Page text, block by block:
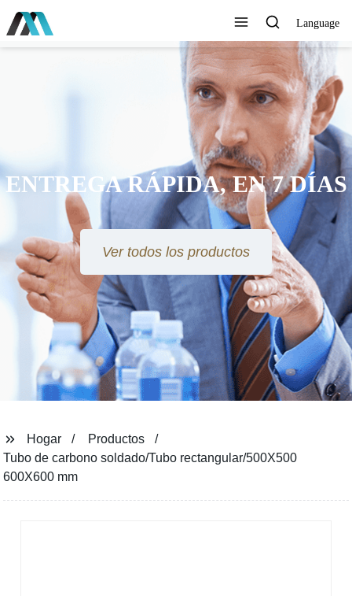
Language
ENTREGA RÁPIDA, EN 7 DÍAS
Ver todos los productos
Hogar
Productos
Tubo de carbono soldado/Tubo rectangular/500X500
600X600 mm